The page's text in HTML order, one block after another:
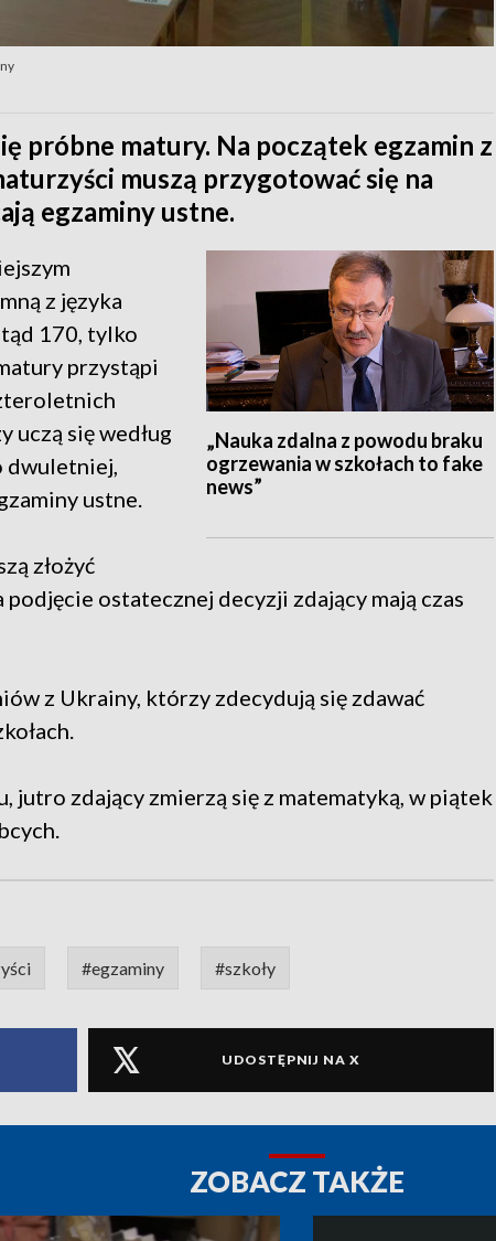
próbne matury. Na początek egzamin z
muszą przygotować się na
egzaminy ustne.
„Nauka zdalna z powodu braku
ogrzewania w szkołach to fake
news”
z języka
170, tylko
przystąpi
uczą się według
dwuletniej,
ustne.
złożyć
ostatecznej decyzji zdający mają czas
z Ukrainy, którzy zdecydują się zdawać
jutro zdający zmierzą się z matematyką, w piątek
#egzaminy #szkoły
UDOSTĘPNIJ NA X
ZOBACZ TAKŻE